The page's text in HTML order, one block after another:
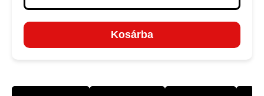
Kosárba